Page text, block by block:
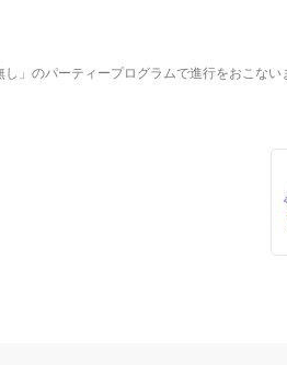
」のパーティープログラムで進行をおこな